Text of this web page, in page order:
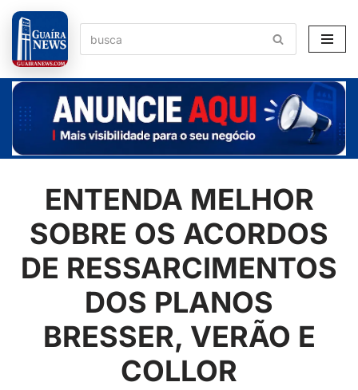
Pular
para
o
conteúdo
ENTENDA MELHOR
SOBRE OS ACORDOS
DE RESSARCIMENTOS
DOS PLANOS
BRESSER, VERÃO E
COLLOR